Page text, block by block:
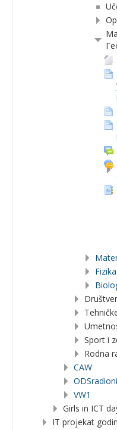
Fizika
Sport i
Rodna
CAW
VW1
Girls in ICT
IT projekat